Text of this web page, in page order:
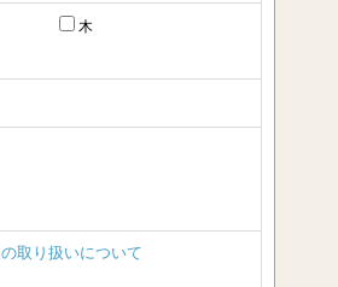
木
取り扱いについて